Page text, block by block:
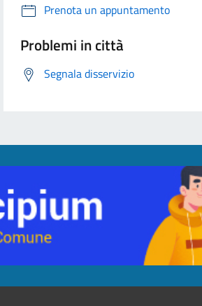
Prenota un appuntamento
Problemi in città
Segnala disservizio